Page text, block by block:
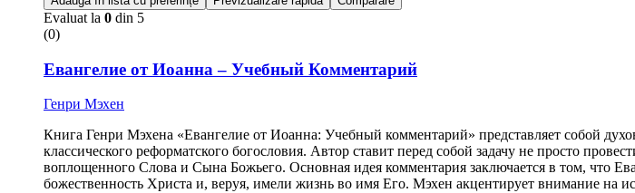
Evaluat la 0 din 5
(0)
Евангелие от Иоанна – Учебный Комментарий
Генри Мэхен
Книга Генри Мэхена «Евангелие от Иоанна: Учебный комментарий» представляет собой
классического реформатского богословия. Автор ставит перед собой задачу не просто
воплощенного Слова и Сына Божьего. Основная идея комментария заключается в том, что
божественность Христа и, веруя, имели жизнь во имя Его. Мэхен акцентирует внимание на